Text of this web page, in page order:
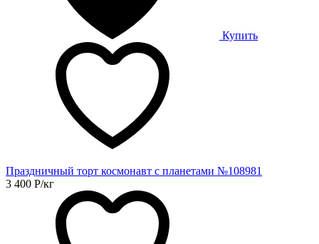
Купить
Праздничный торт космонавт с планетами №108981
3 400 Р/кг